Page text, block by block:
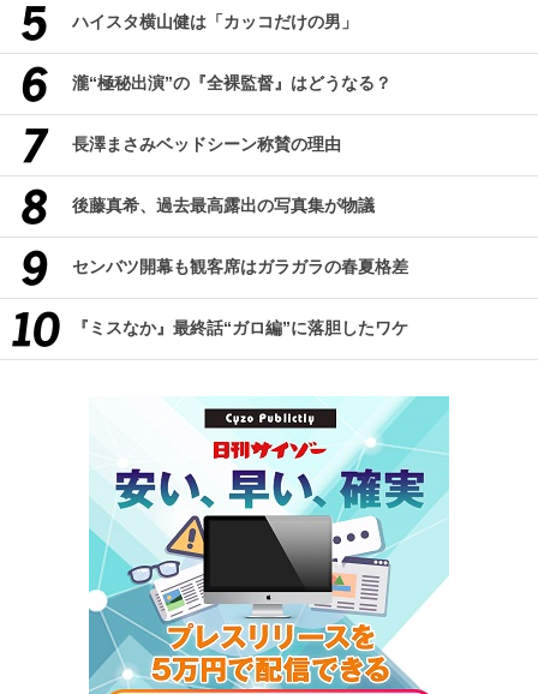
ハイスタ横山健は「カッコだけの男」
瀧“極秘出演”の『全裸監督』はどうなる？
長澤まさみベッドシーン称賛の理由
後藤真希、過去最高露出の写真集が物議
センバツ開幕も観客席はガラガラの春夏格差
『ミスなか』最終話“ガロ編”に落胆したワケ